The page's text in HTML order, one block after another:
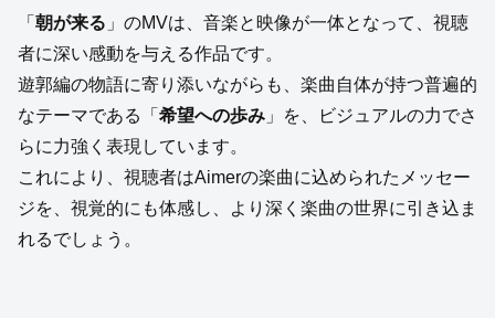
「 朝が来る 」のMVは、音楽と映像が一体となって、視聴
者に深い感動を与える作品です。
遊郭編の物語に寄り添いながらも、楽曲自体が持つ普遍的
なテーマである「 希望への歩み 」を、ビジュアルの力でさ
らに力強く表現しています。
これにより、視聴者はAimerの楽曲に込められたメッセー
ジを、視覚的にも体感し、より深く楽曲の世界に引き込ま
れるでしょう。